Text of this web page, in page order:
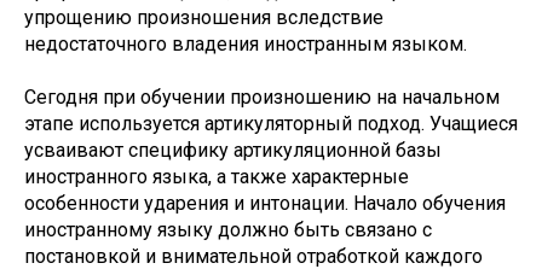
упрощению произношения вследствие
недостаточного владения иностранным языком.
Сегодня при обучении произношению на начальном
этапе используется артикуляторный подход. Учащиеся
усваивают специфику артикуляционной базы
иностранного языка, а также характерные
особенности ударения и интонации. Начало обучения
иностранному языку должно быть связано с
постановкой и внимательной отработкой каждого